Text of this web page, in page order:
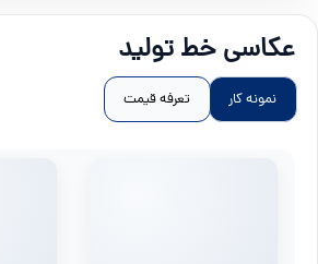
عکاسی خط تولید
نمونه کار تعرفه قیمت